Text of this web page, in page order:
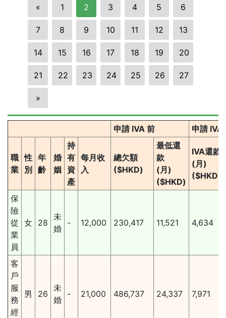
« 1 2 3 4 5 6
7 8 9 10 11 12 13
14 15 16 17 18 19 20
21 22 23 24 25 26 27
»
申請 IVA 前 申請 IVA
職
業
性
別
年
齡
婚
姻
持
有
資
產
每月收
入
總欠額
($HKD)
最低還
款
(月)
($HKD)
IVA還款
(月)
($HKD)
保
險
從
業
員
女 28
未
婚
- 12,000 230,417 11,521 4,634
客
戶
服
務
經
男 26
未
婚
- 21,000 486,737 24,337 7,971